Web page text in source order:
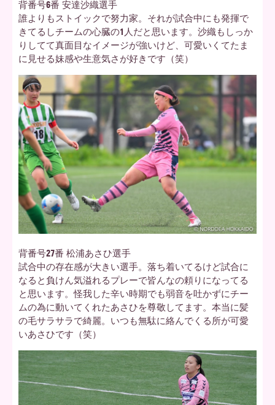
背番号6番 安達沙織選手
誰よりもストイックで努力家。それが試合中にも発揮で
きてるしチームの心臓の1人だと思います。沙織もしっか
りしてて真面目なイメージが強いけど、可愛いくてたま
に見せる妹感や生意気さが好きです（笑）
背番号27番 松浦あさひ選手
試合中の存在感が大きい選手。落ち着いてるけど試合に
なると負けん気溢れるプレーで皆んなの頼りになってる
と思います。怪我した辛い時期でも弱音を吐かずにチー
ムの為に動いてくれたあさひを尊敬してます。本当に髪
の毛サラサラで綺麗。いつも無駄に絡んでくる所が可愛
いあさひです（笑）